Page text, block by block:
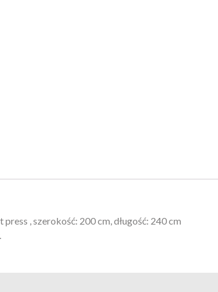
, szerokość: 200 cm, długość: 240 cm